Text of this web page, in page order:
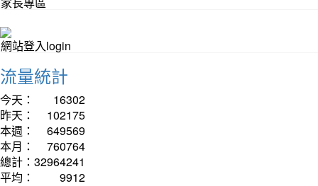
網站登入login
流量統計
今天：
16302
昨天：
102175
本週：
649569
本月：
760764
總計： 32964241
平均：
9912